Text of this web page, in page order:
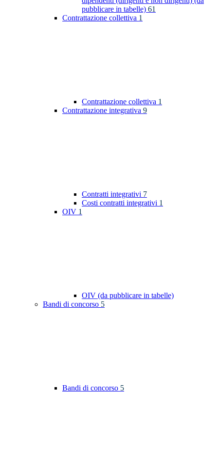
pubblicare in tabelle) 61
Contrattazione collettiva 1
Contrattazione collettiva 1
Contrattazione integrativa 9
Contratti integrativi 7
Costi contratti integrativi 1
OIV 1
OIV (da pubblicare in tabelle)
Bandi di concorso 5
Bandi di concorso 5